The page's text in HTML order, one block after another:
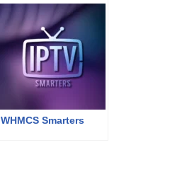
WHMCS Smarters